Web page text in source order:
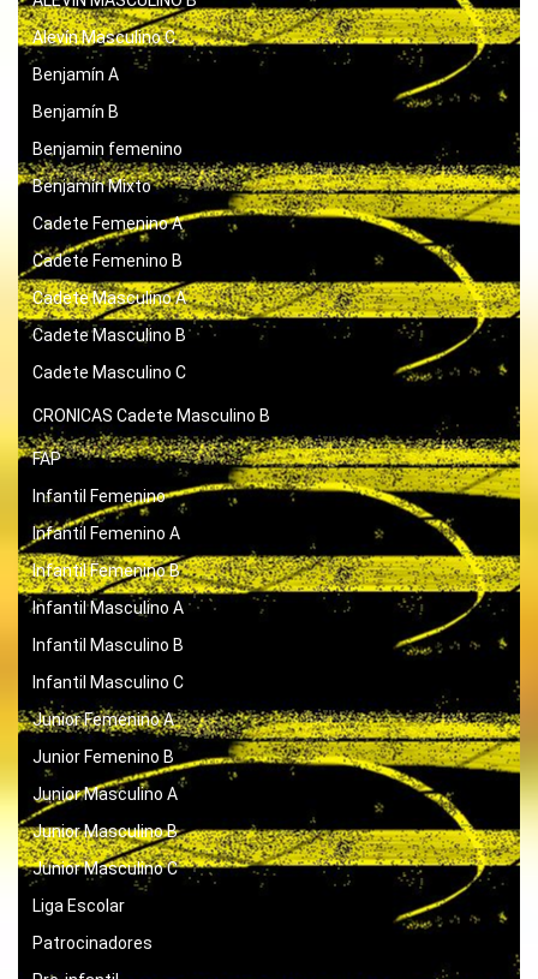
Alevín Masculino C
Benjamín A
Benjamín B
Benjamin femenino
Benjamín Mixto
Cadete Femenino A
Cadete Femenino B
Cadete Masculino A
Cadete Masculino B
Cadete Masculino C
CRONICAS Cadete Masculino B
FAP
Infantil Femenino
Infantil Femenino A
Infantil Femenino B
Infantil Masculino A
Infantil Masculino B
Infantil Masculino C
Junior Femenino A
Junior Femenino B
Junior Masculino A
Junior Masculino B
Junior Masculino C
Liga Escolar
Patrocinadores